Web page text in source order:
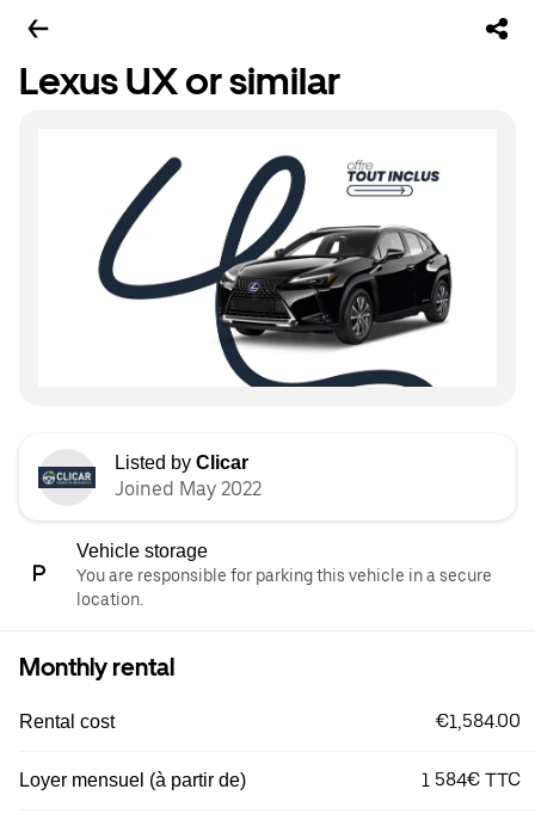
Lexus UX or similar
Listed by Clicar
Joined May 2022
Vehicle storage
You are responsible for parking this vehicle in a secure
location.
Monthly rental
Rental cost €1,584.00
Loyer mensuel (à partir de) 1 584€ TTC